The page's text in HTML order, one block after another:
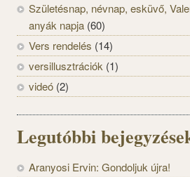
Születésnap, névnap, esküvő,
anyák napja (60)
Vers rendelés (14)
versillusztrációk (1)
videó (2)
Legutóbbi
Aranyosi Ervin: Gondoljuk újra!